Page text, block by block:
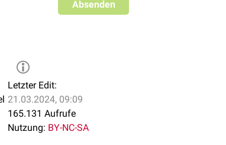
Absenden
Letzter Edit:
21.03.2024, 09:09
165.131 Aufrufe
Nutzung: BY-NC-SA